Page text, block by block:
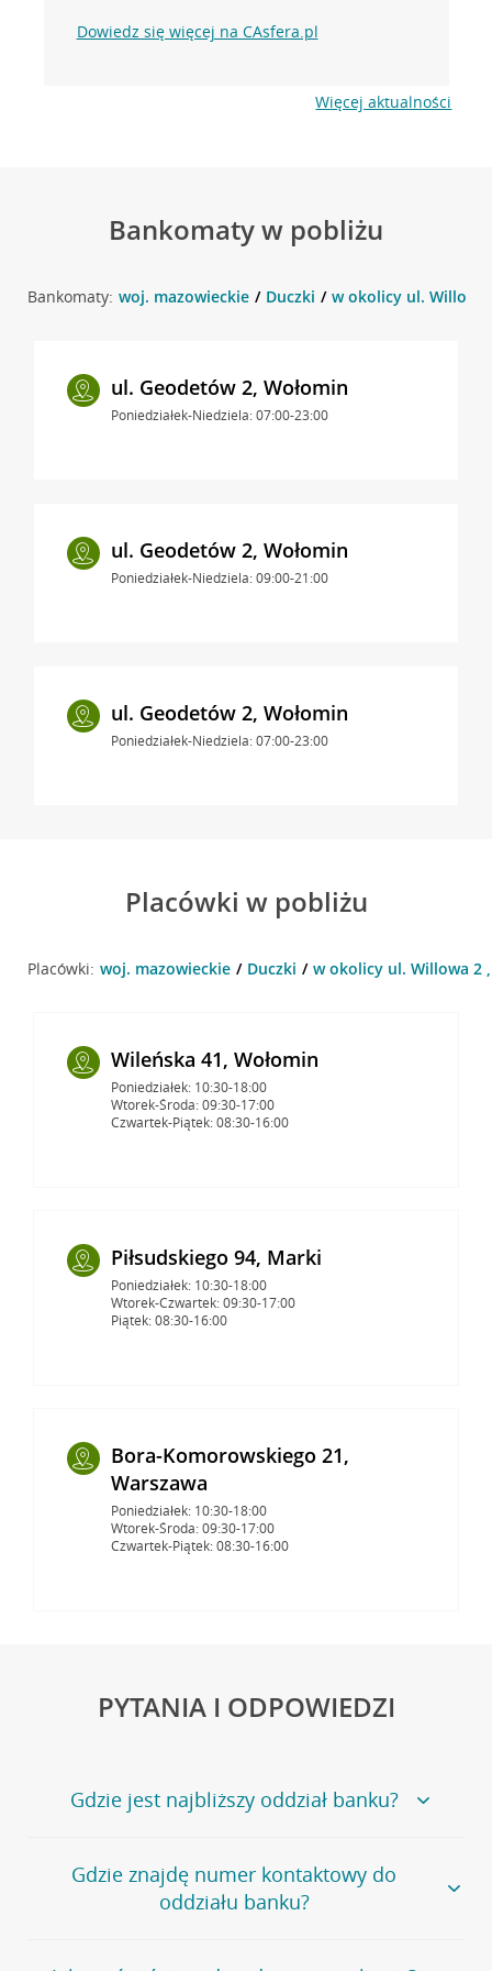
Dowiedz się więcej na CAsfera.pl
Więcej aktualności
Bankomaty w pobliżu
Bankomaty: woj. mazowieckie Duczki w okolicy ul. Willowa
ul. Geodetów 2, Wołomin
Poniedziałek-Niedziela: 07:00-23:00
ul. Geodetów 2, Wołomin
Poniedziałek-Niedziela: 09:00-21:00
ul. Geodetów 2, Wołomin
Poniedziałek-Niedziela: 07:00-23:00
Placówki w pobliżu
Placówki: woj. mazowieckie Duczki w okolicy ul. Willowa 2
Wileńska 41, Wołomin
Poniedziałek: 10:30-18:00
Wtorek-Środa: 09:30-17:00
Czwartek-Piątek: 08:30-16:00
Piłsudskiego 94, Marki
Poniedziałek: 10:30-18:00
Wtorek-Czwartek: 09:30-17:00
Piątek: 08:30-16:00
Bora-Komorowskiego 21,
Warszawa
Poniedziałek: 10:30-18:00
Wtorek-Środa: 09:30-17:00
Czwartek-Piątek: 08:30-16:00
PYTANIA I ODPOWIEDZI
Gdzie jest najbliższy oddział banku?
Jeśli szukasz oddziału naszego banku, zapraszamy na
stronęPlacówki i bankomaty, na której znajduje się
wygodna wyszukiwarka.
oddziałów
Gdzie znajdę numer kontaktowy do
oddziału banku?
Bank Credit Agricole nie udostępnia ogólnego numeru